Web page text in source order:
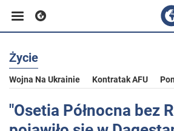
Biznes
Sport
Życie
Wojna Na Ukrainie Kontratak AFU
"Osetia Północna bez